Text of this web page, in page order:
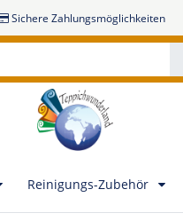
Sichere Zahlungsmöglichkeiten
Reinigungs-Zubehör